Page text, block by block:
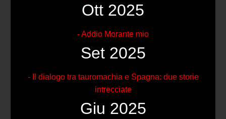
Ott 2025
- Addio Morante mio
Set 2025
- Il dialogo tra tauromachia e Spagna: due storie
intrecciate
Giu 2025